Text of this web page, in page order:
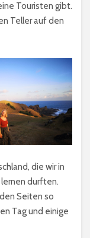
Touristen gibt.
Teller auf den
die wir in
durften.
Seiten so
Tag und einige